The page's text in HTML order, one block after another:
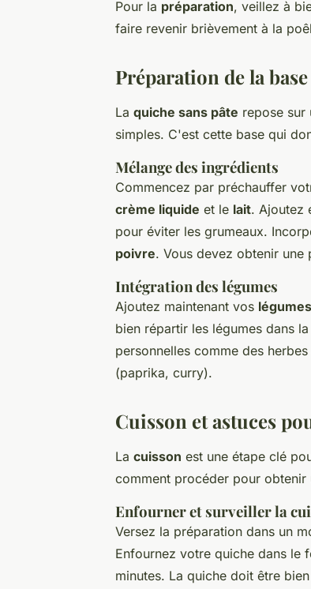
Pour la préparation, veillez à
faire revenir brièvement à la
Préparation de la
La quiche sans pâte repose sur
simples. C'est cette base qui
Mélange des ingrédients
Commencez par préchauffer
crème liquide et le lait. Ajoutez
pour éviter les grumeaux.
poivre. Vous devez obtenir une
Intégration des légumes
Ajoutez maintenant vos légumes
bien répartir les légumes dans
personnelles comme des
(paprika, curry).
Cuisson et astuces
La cuisson est une étape clé
comment procéder pour obtenir
Enfourner et surveiller la
Versez la préparation dans un
Enfournez votre quiche dans le
minutes. La quiche doit être